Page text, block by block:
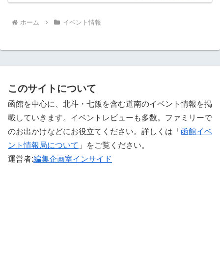
ホーム イベント情報
このサイトについて
函館を中心に、北斗・七飯を含む道南のイベント情報を掲
載していきます。イベントレビューも多数。ファミリーで
のお出かけなどにお役立てください。詳しくは「 函館イベ
ント情報局について 」をご覧ください。 ‎
運営者:編集企画室インサイド